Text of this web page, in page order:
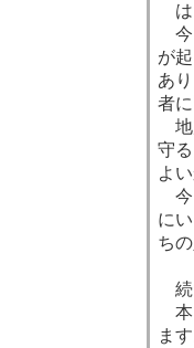
は
今
が
あ
者
地
守
よ
今
に
ち
続
本
ま